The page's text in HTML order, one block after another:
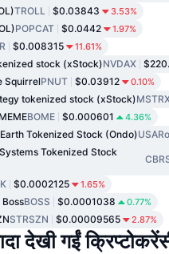
TROLL $0.03843 3.53%
POPCAT $0.0442 1.97%
$0.008315 11.61%
stock (xStock)NVDAX
SquirrelPNUT $0.03912 0.10%
tokenized stock (xStock)
BOME $0.000601 4.36%
Tokenized Stock (Ondo)
Tokenized Stock
$0.0002125 1.65%
BOSS $0.0001038 0.77%
STRSZN $0.00009565 2.87%
देखी गईं